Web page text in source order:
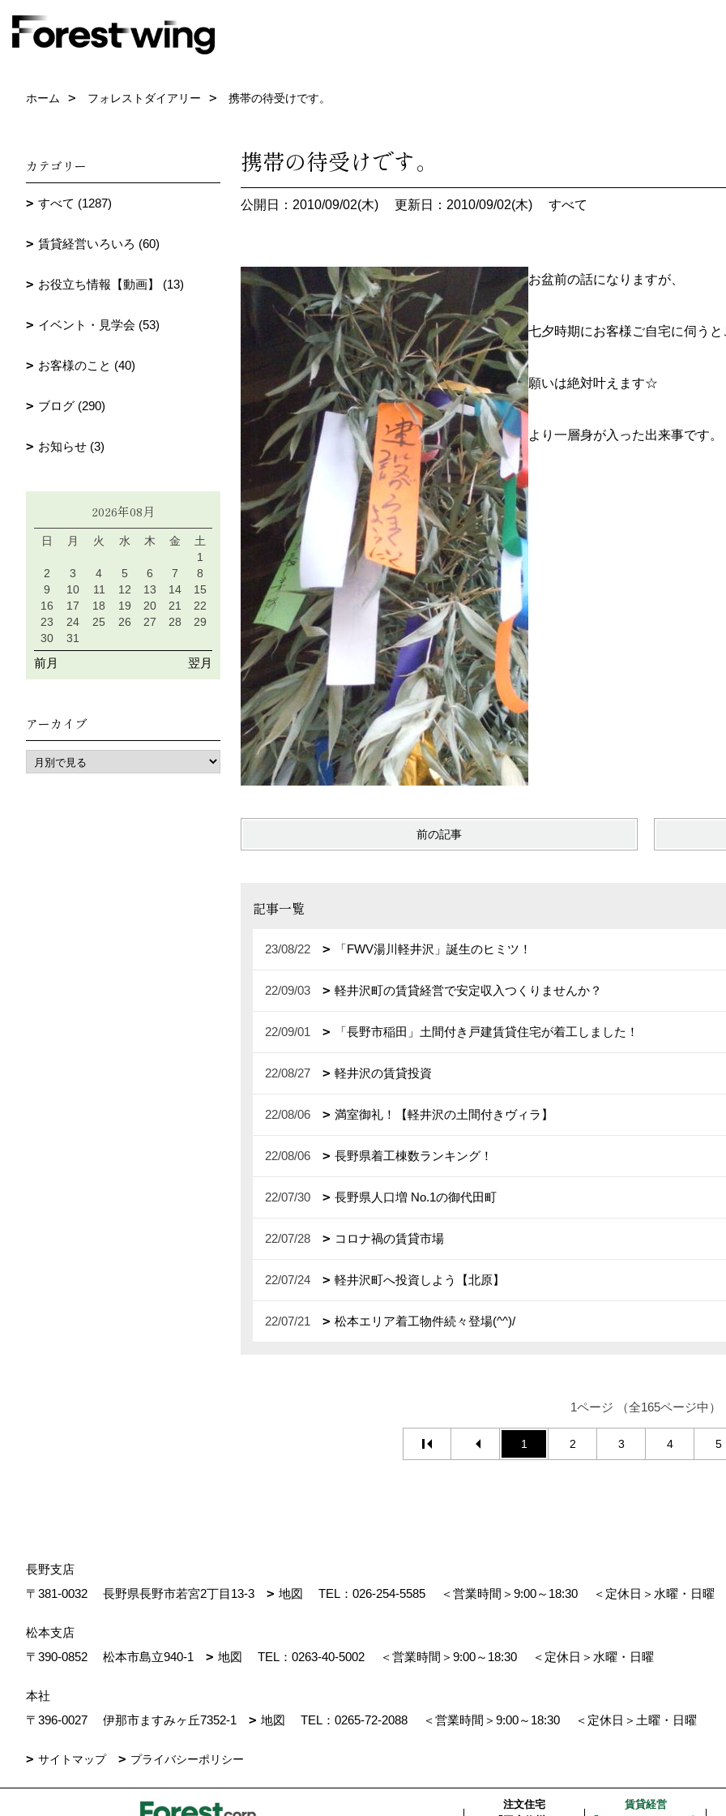
ホーム フォレストダイアリー 携帯の待受けです。
携帯の待受けです。
公開日：2010/09/02(木) 更新日：2010/09/02(木) すべて
お盆前の話になりますが、
七夕時期にお客様ご自宅に伺う
願いは絶対叶えます☆
より一層身が入った出来事です。
前の記事
記事一覧
23/08/22 「FWV湯川軽井沢」誕生のヒミツ！
22/09/03 軽井沢町の賃貸経営で安定収入つくりませんか？
22/09/01 「長野市稲田」土間付き戸建賃貸住宅が着工しました！
22/08/27 軽井沢の賃貸投資
22/08/06 満室御礼！【軽井沢の土間付きヴィラ】
22/08/06 長野県着工棟数ランキング！
22/07/30 長野県人口増 No.1の御代田町
22/07/28 コロナ禍の賃貸市場
22/07/24 軽井沢町へ投資しよう【北原】
22/07/21 松本エリア着工物件続々登場(^^)/
1ページ （全165ページ中）
1 2 3 4 5
カテゴリー
すべて (1287)
賃貸経営いろいろ (60)
お役立ち情報【動画】 (13)
イベント・見学会 (53)
お客様のこと (40)
ブログ (290)
お知らせ (3)
2026年08月
日 月 火 水 木 金
土
1
2
3 4 5 6 7
8
9
10 11 12 13 14
15
16
17 18 19 20 21
22
23
24 25 26 27 28
29
30
31
前月 翌月
アーカイブ
長野支店
〒381-0032
長野県長野市若宮2丁目13-3 地図 TEL： 026-254-5585 ＜営業時間＞9:00～18:30 ＜定休日＞水曜・日曜
松本支店
〒390-0852
松本市島立940-1 地図 TEL： 0263-40-5002 ＜営業時間＞9:00～18:30 ＜定休日＞水曜・日曜
本社
〒396-0027
伊那市ますみヶ丘7352-1 地図 TEL： 0265-72-2088 ＜営業時間＞9:00～18:30 ＜定休日＞土曜・日曜
サイトマップ プライバシーポリシー
注文住宅
賃貸経営